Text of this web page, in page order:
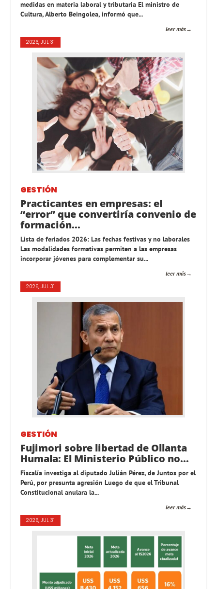
medidas en materia laboral y tributaria El ministro de
Cultura, Alberto Beingolea, informó que...
leer más
2026, JUL 31
GESTIÓN
Practicantes en empresas: el
“error” que convertiría convenio de
formación...
Lista de feriados 2026: Las fechas festivas y no laborales
Las modalidades formativas permiten a las empresas
incorporar jóvenes para complementar su...
leer más
2026, JUL 31
GESTIÓN
Fujimori sobre libertad de Ollanta
Humala: El Ministerio Público no...
Fiscalía investiga al diputado Julián Pérez, de Juntos por el
Perú, por presunta agresión Luego de que el Tribunal
Constitucional anulara la...
leer más
2026, JUL 31